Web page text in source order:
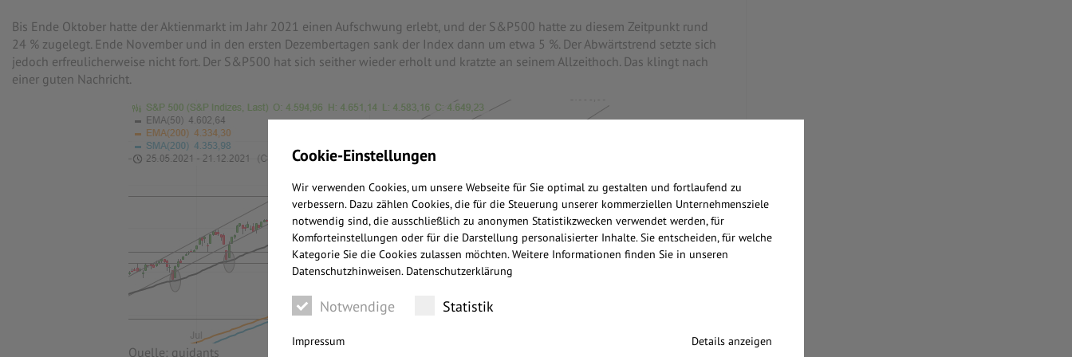
Bis Ende Oktober hatte der Aktienmarkt im Jahr 2021 einen Aufschwung erlebt, und der S&P500 hatte zu diesem Zeitpunkt rund
24 % zugelegt. Ende November und in den ersten Dezembertagen sank der Index dann um etwa 5 %. Der Abwärtstrend setzte sich
jedoch erfreulicherweise nicht fort. Der S&P500 hat sich seither wieder erholt und kratzte an seinem Allzeithoch. Das klingt nach
einer guten Nachricht.
Quelle: guidants
Cookie-Einstellungen
Wir verwenden Cookies, um unsere Webseite für Sie optimal zu gestalten und fortlaufend zu
verbessern. Dazu zählen Cookies, die für die Steuerung unserer kommerziellen Unternehmensziele
notwendig sind, die ausschließlich zu anonymen Statistikzwecken verwendet werden, für
Komforteinstellungen oder für die Darstellung personalisierter Inhalte. Sie entscheiden, für welche
Kategorie Sie die Cookies zulassen möchten. Weitere Informationen finden Sie in unseren
Datenschutzhinweisen. Datenschutzerklärung
Notwendige Statistik
Impressum Details anzeigen